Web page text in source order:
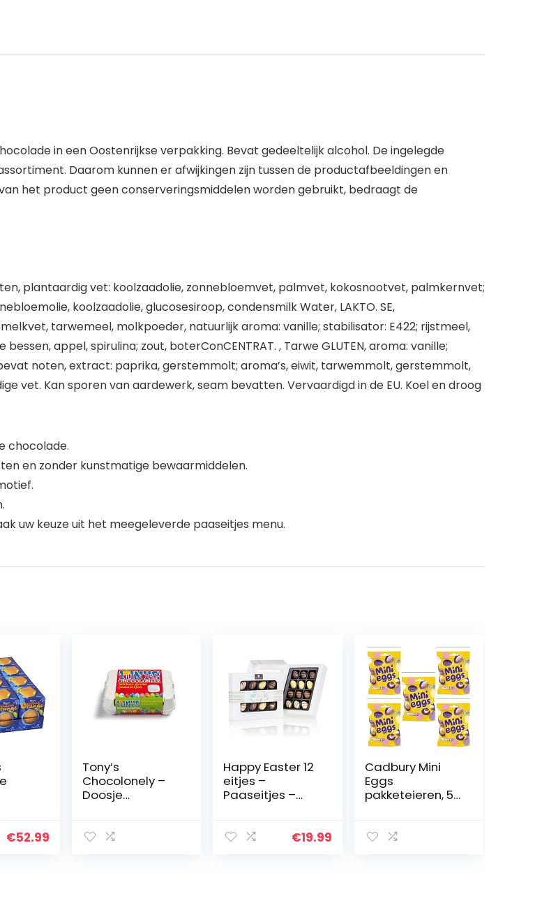
in een Oostenrijkse verpakking. Bevat gedeeltelijk alcohol. De ingelegde
Daarom kunnen er afwijkingen zijn tussen de productafbeeldingen en
het product geen conserveringsmiddelen worden gebruikt, bedraagt de
plantaardig vet: koolzaadolie, zonnebloemvet, palmvet, kokosnootvet, palmkernvet;
koolzaadolie, glucosesiroop, condensmilk Water, LAKTO. SE,
tarwemeel, molkpoeder, natuurlijk aroma: vanille; stabilisator: E422; rijstmeel,
appel, spirulina; zout, boterConCENTRAT. , Tarwe GLUTEN, aroma: vanille;
noten, extract: paprika, gerstemmolt; aroma’s, eiwit, tarwemmolt, gerstemmolt,
vet. Kan sporen van aardewerk, seam bevatten. Vervaardigd in de EU. Koel en droog
chocolade.
en zonder kunstmatige bewaarmiddelen.
uw keuze uit het meegeleverde paaseitjes menu.
€52.99
Tony’s
Chocolonely –
Doosje
eieren – Paas
Happy Easter 12
eitjes –
Paaseitjes –
chocolade
€19.99
Cadbury Mini
Eggs
pakketeieren, 5